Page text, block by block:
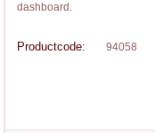
dashboard.
Productcode: 94058